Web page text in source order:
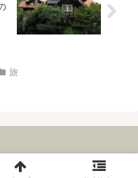
旅
Zen Studies.